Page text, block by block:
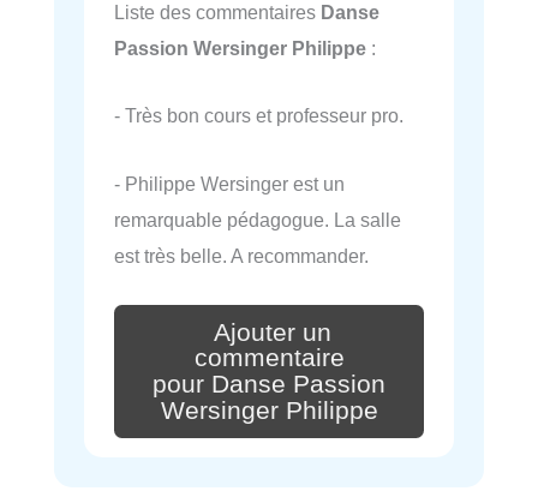
Liste des commentaires Danse
Passion Wersinger Philippe :
- Très bon cours et professeur pro.
- Philippe Wersinger est un
remarquable pédagogue. La salle
est très belle. A recommander.
Ajouter un
commentaire
pour Danse Passion
Wersinger Philippe